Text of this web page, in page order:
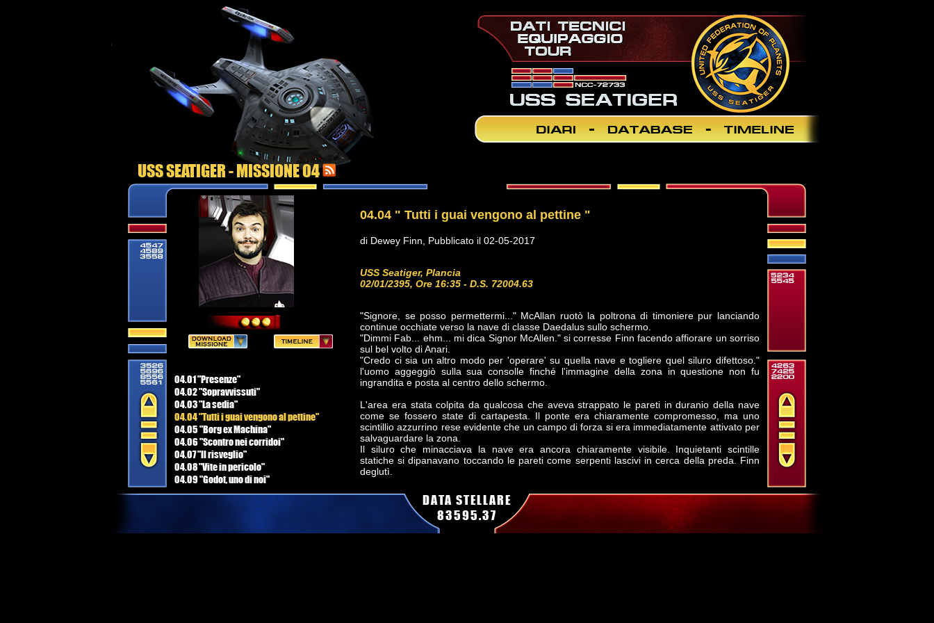
USS SEATIGER - MISSIONE 04
04.01 "Presenze"
04.02 "Sopravvissuti"
04.03 "La sedia"
04.04 "Tutti i guai vengono al pettine"
04.05 "Borg ex Machina"
04.06 "Scontro nei corridoi"
04.07 "Il risveglio"
04.08 "Vite in pericolo"
04.09 "Godot, uno di noi"
04.10 "Bolle, sfere e piume"
04.11 "Unimatrix 7480946"
04.12 "E' l'alpha o l'omega?"
04.13 "The Borg's Rock 'n' Roll"
04.04 " Tutti i guai vengono al pettine "
di Dewey Finn, Pubblicato il 02-05-2017
USS Seatiger, Plancia
02/01/2395, Ore 16:35 - D.S. 72004.63
"Signore, se posso permettermi..." McAllan ruotò la poltrona di timoniere pur lanciando
continue occhiate verso la nave di classe Daedalus sullo schermo.
"Dimmi Fab... ehm... mi dica Signor McAllen." si corresse Finn facendo affiorare un sorriso
sul bel volto di Anari.
"Credo ci sia un altro modo per 'operare' su quella nave e togliere quel siluro difettoso."
l'uomo aggeggiò sulla sua consolle finché l'immagine della zona in questione non fu
ingrandita e posta al centro dello schermo.
L'area era stata colpita da qualcosa che aveva strappato le pareti in duranio della nave
come se fossero state di cartapesta. Il ponte era chiaramente compromesso, ma uno
scintillio azzurrino rese evidente che un campo di forza si era immediatamente attivato per
salvaguardare la zona.
Il siluro che minacciava la nave era ancora chiaramente visibile. Inquietanti scintille
statiche si dipanavano toccando le pareti come serpenti lascivi in cerca della preda. Finn
deglutì.
"Che... Che idea ha avuto Tenente?" chiese il Primo Ufficiale al secondo tentativo, dopo
aver di nuovo deglutito.
"Un WorkBee!" commentò McAllan
"Un che? Abbiamo un alveare anche?" chiese Finn confuso.
DATA STELLARE
83595.37